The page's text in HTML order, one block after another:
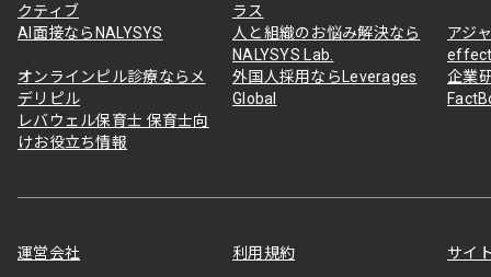
クティブ
ラス
AI面接ならNALYSYS
人と組織のお悩み解決なら
NALYSYS Lab.
アジ
オンラインピル診療ならメ
デリピル
外国人採用ならLeverages
Global
企業
レバウェル保育士 保育士向
けお役立ち情報
運営会社 利用規約 サイ